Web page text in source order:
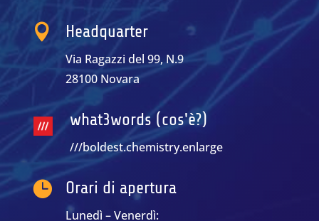
 Headquarter
Via Ragazzi del 99, N.9
28100 Novara
what3words (cos'è?)
///boldest.chemistry.enlarge
 Orari di apertura
Lunedì – Venerdì: